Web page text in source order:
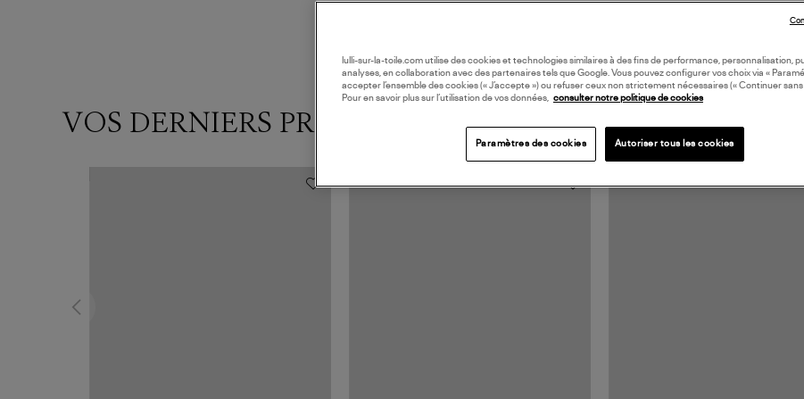
VOS DERNIERS PRODUITS VUS
lulli-sur-la-toile.com utilise des cookies et technologies similaires à des fins de performance, personnalisation,
analyses, en collaboration avec des partenaires tels que Google. Vous pouvez configurer vos choix via «
accepter l’ensemble des cookies (« J’accepte ») ou refuser ceux non strictement nécessaires (« Continuer
Pour en savoir plus sur l’utilisation de vos données, consulter notre politique de cookies
Paramètres des cookies Autoriser tous les cookies